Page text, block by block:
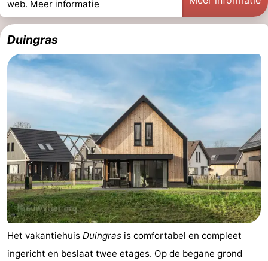
web. Meer informatie
Duingras
Het vakantiehuis Duingras is comfortabel en compleet
ingericht en beslaat twee etages. Op de begane grond